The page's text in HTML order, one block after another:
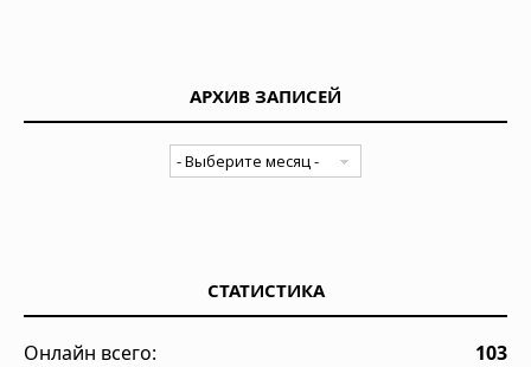
АРХИВ ЗАПИСЕЙ
СТАТИСТИКА
Онлайн всего:
103